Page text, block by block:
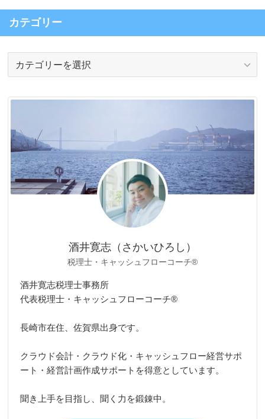
カテゴリー
リ
酒井寛志（さかいひろし）
税理士・キャッシュフローコーチ®
酒井寛志税理士事務所
代表税理士・キャッシュフローコーチ®
長崎市在住、佐賀県出身です。
クラウド会計・クラウド化・キャッシュフロー経営サポ
ート・経営計画作成サポートを得意としています。
聞き上手を目指し、聞く力を鍛錬中。